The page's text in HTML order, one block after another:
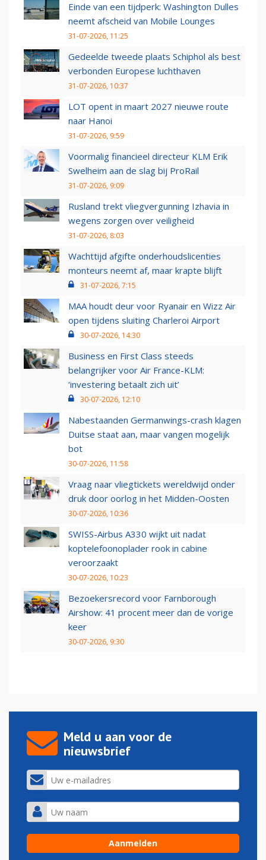
Einde van een tijdperk: Washington Dulles
neemt afscheid van Mobile Lounges
31-07-2026, 11:25
Gedeelde tweede plaats Schiphol als best
verbonden Europese luchthaven
31-07-2026, 10:37
LOT opent in maart 2027 nieuwe route
naar Hanoi
31-07-2026, 9:59
Voormalig financieel directeur KLM Erik
Swelheim aan de slag bij ProRail
31-07-2026, 9:09
Rusland trekt vliegvergunning Izhavia in
wegens zorgen over veiligheid
31-07-2026, 8:03
Wachttijd afgifte onderhoudslicenties
monteurs neemt af, maar krapte blijft
31-07-2026, 7:15
MAA houdt deur voor Ryanair en Wizz Air
open tijdens sluiting Charleroi Airport
30-07-2026, 14:30
Business en First Class steeds
belangrijker voor Air France-KLM:
‘investering betaalt zich uit’
30-07-2026, 12:10
Nabestaanden Germanwings-crash klagen
Duitse staat aan, maar vangen mogelijk
bot
30-07-2026, 11:58
Vraag naar vliegtickets wereldwijd onder
druk door oorlog in het Midden-Oosten
30-07-2026, 10:36
SWISS-Airbus A330 wijkt uit nadat
koptelefoonoplader rook in cabine
veroorzaakt
30-07-2026, 10:23
Bezoekersrecord voor Farnborough
Airshow: 41 procent meer dan de vorige
keer
30-07-2026, 9:30
Meld u aan voor de
nieuwsbrief